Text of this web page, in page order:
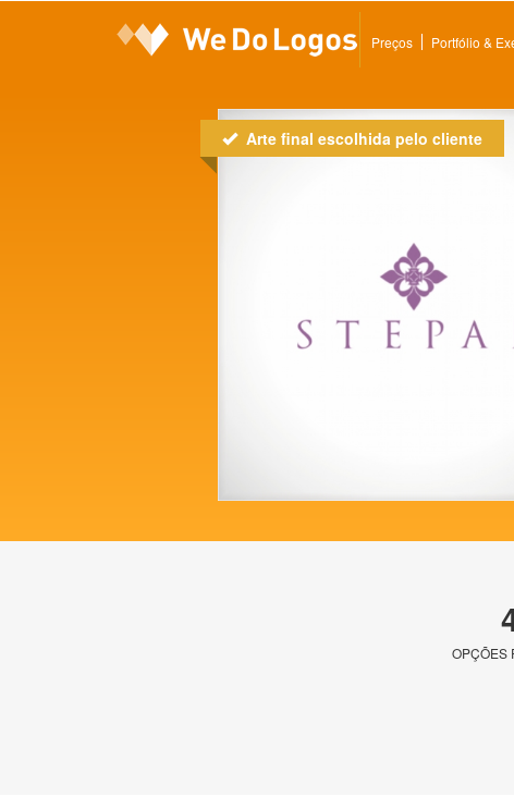
Preços Portfólio &
Arte final escolhida pelo cliente
OPÇÕES